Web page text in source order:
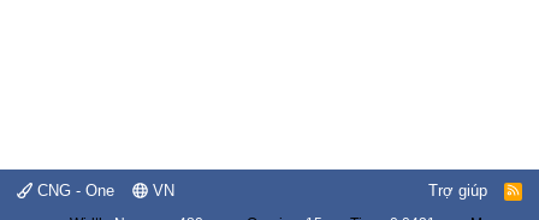
CNG - One VN Trợ giúp
R